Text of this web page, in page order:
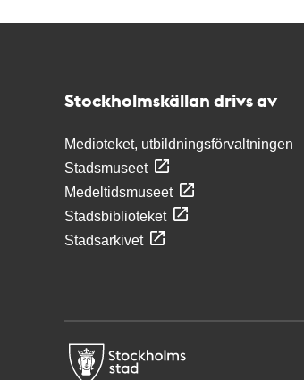
Stockholmskällan drivs av
Medioteket, utbildningsförvaltningen
Stadsmuseet
Medeltidsmuseet
Stadsbiblioteket
Stadsarkivet